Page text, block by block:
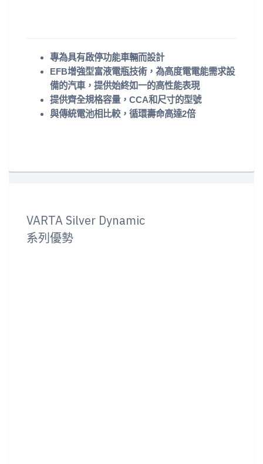
專為具有啟停功能車輛而設計
EFB增強型富液電瓶技術，為高度電電能需求設
備的汽車，提供始終如一的高性能表現
提供齊全規格容量，CCA和尺寸的型號
與傳統電池相比較，循環壽命高達2倍
VARTA Silver Dynamic
系列優勢